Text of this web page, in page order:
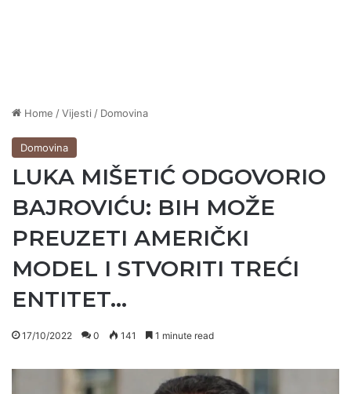
Home /Vijesti / Domovina
Domovina
LUKA MIŠETIĆ ODGOVORIO
BAJROVIĆU: BIH MOŽE
PREUZETI AMERIČKI
MODEL I STVORITI TREĆI
ENTITET…
17/10/2022 0 141 1 minute read